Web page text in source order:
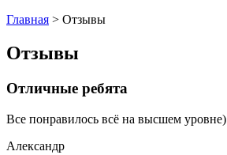
Главная > Отзывы
Отзывы
Отличные ребята
Все понравилось всё на высшем уровне)
Александр